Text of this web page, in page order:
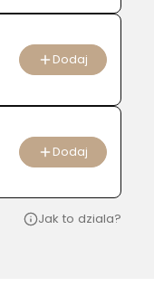
Dodaj
Dodaj
Jak to dziala?